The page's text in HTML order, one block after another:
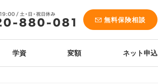
無料保険相談
学資 変額 ネット申込